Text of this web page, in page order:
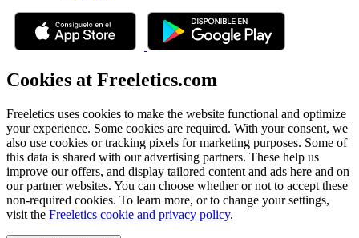
Cookies at Freeletics.com
Freeletics uses cookies to make the website functional and optimize
your experience. Some cookies are required. With your consent, we
also use cookies or tracking pixels for marketing purposes. Some of
this data is shared with our advertising partners. These help us
improve our offers, and display tailored content and ads here and on
our partner websites. You can choose whether or not to accept these
non-required cookies. To learn more, or to change your settings,
visit the Freeletics cookie and privacy policy.